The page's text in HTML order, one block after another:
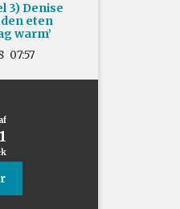
3) Denise
eten
warm’
07:57